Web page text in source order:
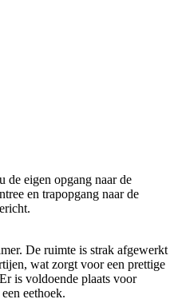
de eigen opgang naar de
en trapopgang naar de
De ruimte is strak afgewerkt
wat zorgt voor een prettige
is voldoende plaats voor
eethoek.